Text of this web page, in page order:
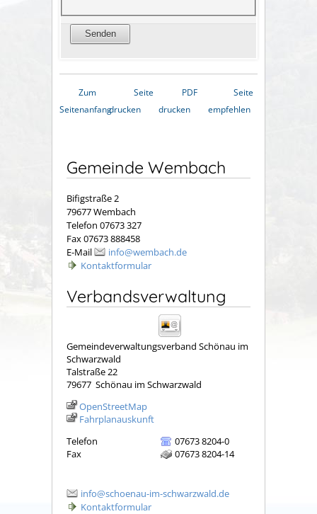
Zum
Seitenanfang
Seite
drucken
PDF
drucken
Seite
empfehlen
Gemeinde Wembach
Bifigstraße 2
79677 Wembach
Telefon 07673 327
Fax 07673 888458
E-Mail
info@wembach.de
Kontaktformular
Verbandsverwaltung
Gemeindeverwaltungsverband Schönau im
Schwarzwald
Talstraße 22
79677 Schönau im Schwarzwald
OpenStreetMap
Fahrplanauskunft
Telefon
07673 8204-0
Fax
07673 8204-14
info@schoenau-im-schwarzwald.de
Kontaktformular